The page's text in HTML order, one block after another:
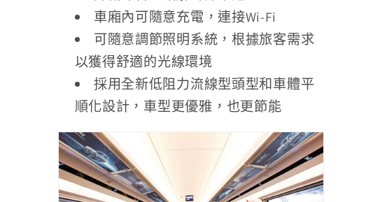
車廂內可隨意充電，連接Wi-Fi
可隨意調節照明系統，根據旅客需求
以獲得舒適的光線環境
採用全新低阻力流線型頭型和車體平
順化設計，車型更優雅，也更節能